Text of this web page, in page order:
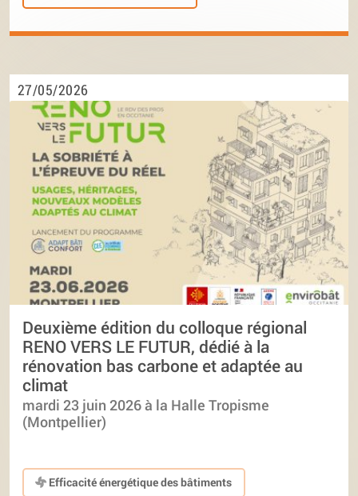
27/05/2026
Deuxième édition du colloque régional
RENO VERS LE FUTUR, dédié à la
rénovation bas carbone et adaptée au
climat
mardi 23 juin 2026 à la Halle Tropisme
(Montpellier)
Efficacité énergétique des bâtiments